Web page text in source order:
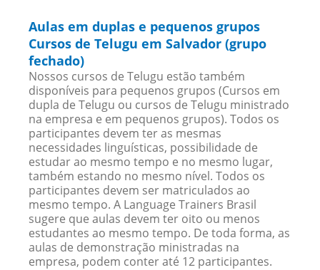
Aulas em duplas e pequenos grupos
Cursos de Telugu em Salvador (grupo
fechado)
Nossos cursos de Telugu estão também
disponíveis para pequenos grupos (Cursos em
dupla de Telugu ou cursos de Telugu ministrado
na empresa e em pequenos grupos). Todos os
participantes devem ter as mesmas
necessidades linguísticas, possibilidade de
estudar ao mesmo tempo e no mesmo lugar,
também estando no mesmo nível. Todos os
participantes devem ser matriculados ao
mesmo tempo. A Language Trainers Brasil
sugere que aulas devem ter oito ou menos
estudantes ao mesmo tempo. De toda forma, as
aulas de demonstração ministradas na
empresa, podem conter até 12 participantes.